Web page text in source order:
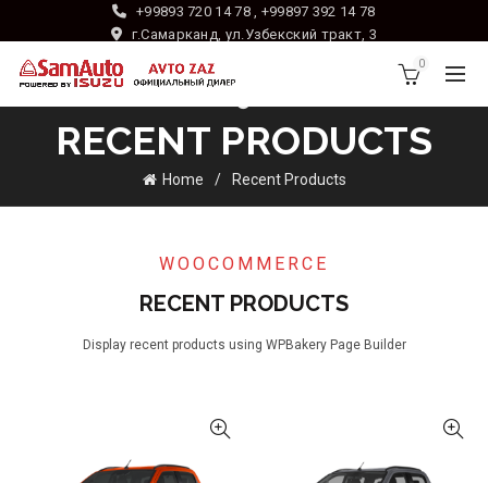
+99893 720 14 78 , +99897 392 14 78
г.Самарканд, ул.Узбекский тракт, 3
0
RECENT PRODUCTS
Home Recent Products
WOOCOMMERCE
RECENT PRODUCTS
Display recent products using WPBakery Page Builder